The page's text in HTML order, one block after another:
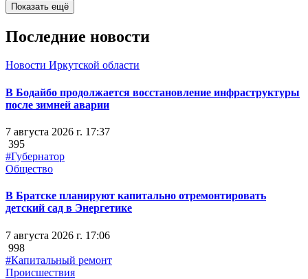
Показать ещё
Последние новости
Новости Иркутской области
В Бодайбо продолжается восстановление инфраструктуры
после зимней аварии
7 августа 2026 г. 17:37
395
#Губернатор
Общество
В Братске планируют капитально отремонтировать
детский сад в Энергетике
7 августа 2026 г. 17:06
998
#Капитальный ремонт
Происшествия